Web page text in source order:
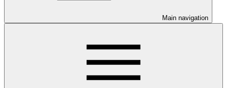
Main navigation